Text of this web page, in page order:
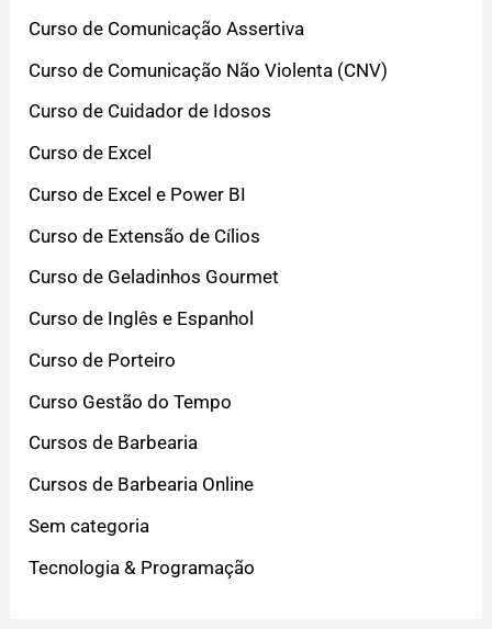
Curso de Comunicação Assertiva
Curso de Comunicação Não Violenta (CNV)
Curso de Cuidador de Idosos
Curso de Excel
Curso de Excel e Power BI
Curso de Extensão de Cílios
Curso de Geladinhos Gourmet
Curso de Inglês e Espanhol
Curso de Porteiro
Curso Gestão do Tempo
Cursos de Barbearia
Cursos de Barbearia Online
Sem categoria
Tecnologia & Programação